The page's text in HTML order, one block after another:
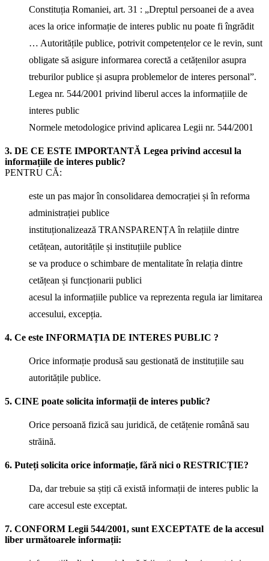
Constituția Romaniei, art. 31 : „Dreptul persoanei de a avea
aces la orice informație de interes public nu poate fi îngrădit
… Autoritățile publice, potrivit competențelor ce le revin, sunt
obligate să asigure informarea corectă a cetățenilor asupra
treburilor publice și asupra problemelor de interes personal”.
Legea nr. 544/2001 privind liberul acces la informațiile de
interes public
Normele metodologice privind aplicarea Legii nr. 544/2001
3. DE CE ESTE IMPORTANTĂ Legea privind accesul la
informațiile de interes public?
PENTRU CĂ:
este un pas major în consolidarea democrației și în reforma
administrației publice
instituționalizează TRANSPARENȚA în relațiile dintre
cetățean, autoritățile și instituțiile publice
se va produce o schimbare de mentalitate în relația dintre
cetățean și funcționarii publici
acesul la informațiile publice va reprezenta regula iar limitarea
accesului, excepția.
4. Ce este INFORMAȚIA DE INTERES PUBLIC ?
Orice informație produsă sau gestionată de instituțiile sau
autoritățile publice.
5. CINE poate solicita informații de interes public?
Orice persoană fizică sau juridică, de cetățenie română sau
străină.
6. Puteți solicita orice informație, fără nici o RESTRICȚIE?
Da, dar trebuie sa știți că există informații de interes public la
care accesul este exceptat.
7. CONFORM Legii 544/2001, sunt EXCEPTATE de la accesul
liber următoarele informații: